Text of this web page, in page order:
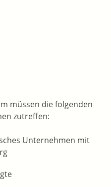
müssen die folgenden
zutreffen:
Unternehmen mit